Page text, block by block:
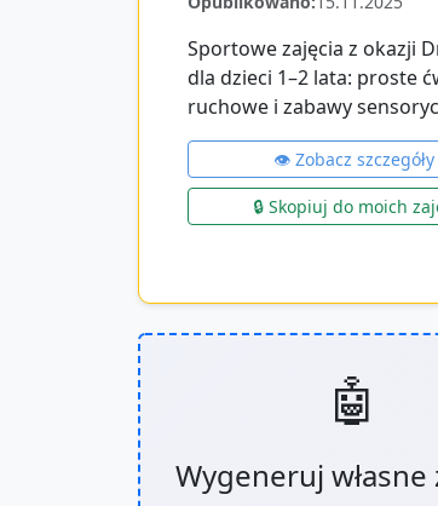
Sportowe zajęcia z okazji
dla dzieci 1–2 lata: proste
ruchowe i zabawy
👁️ Zobacz szczegóły
🔒 Skopiuj do moich
🤖
Wygeneruj własne